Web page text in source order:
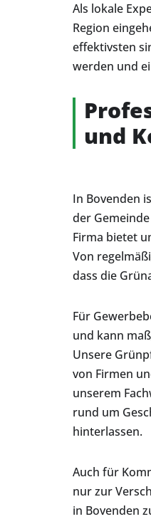
Als lokale
Region
effektivsten
werden und
und
In Bovenden
der
Firma bietet
Von
dass die
Für
und kann
Unsere
von Firmen
unserem
rund um
hinterlassen.
Auch für
nur zur
in Bovenden